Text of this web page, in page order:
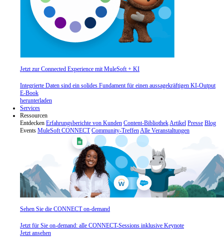
Jetzt zur Connected Experience mit MuleSoft + KI
Integrierte Daten sind ein solides Fundament für einen aussagekräftigen KI-Output
E-Book
herunterladen
Services
Ressourcen
Entdecken Erfahrungsberichte von Kunden Content-BibliothekArtikel Presse Blog
Events MuleSoft CONNECT Community-TreffenAlle Veranstaltungen
Sehen Sie die CONNECT on-demand
Jetzt für Sie on-demand: alle CONNECT-Sessions inklusive Keynote
Jetzt ansehen